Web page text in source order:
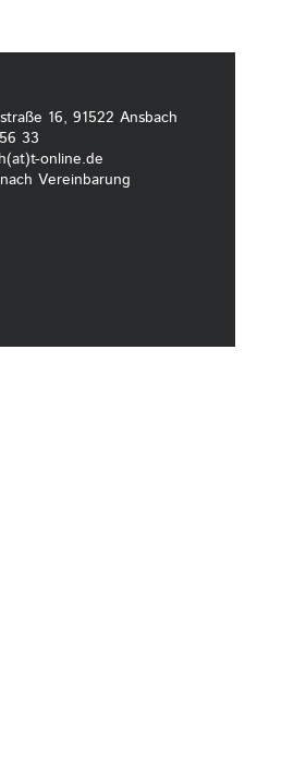
16, 91522 Ansbach
33
online.de
Vereinbarung